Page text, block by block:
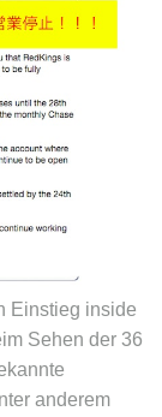
Einstieg inside
Sehen der 36
anderem